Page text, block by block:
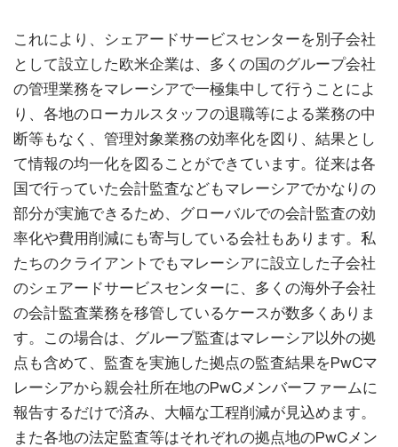
これにより、シェアードサービスセンターを別子会社
として設立した欧米企業は、多くの国のグループ会社
の管理業務をマレーシアで一極集中して行うことによ
り、各地のローカルスタッフの退職等による業務の中
断等もなく、管理対象業務の効率化を図り、結果とし
て情報の均一化を図ることができています。従来は各
国で行っていた会計監査などもマレーシアでかなりの
部分が実施できるため、グローバルでの会計監査の効
率化や費用削減にも寄与している会社もあります。私
たちのクライアントでもマレーシアに設立した子会社
のシェアードサービスセンターに、多くの海外子会社
の会計監査業務を移管しているケースが数多くありま
す。この場合は、グループ監査はマレーシア以外の拠
点も含めて、監査を実施した拠点の監査結果をPwCマ
レーシアから親会社所在地のPwCメンバーファームに
報告するだけで済み、大幅な工程削減が見込めます。
また各地の法定監査等はそれぞれの拠点地のPwCメン